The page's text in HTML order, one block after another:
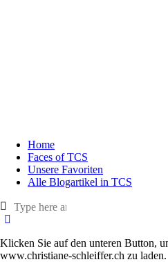
Home
Faces of TCS
Unsere Favoriten
Alle Blogartikel in TCS
Klicken Sie auf den unteren Button,
www.christiane-schleiffer.ch zu laden.